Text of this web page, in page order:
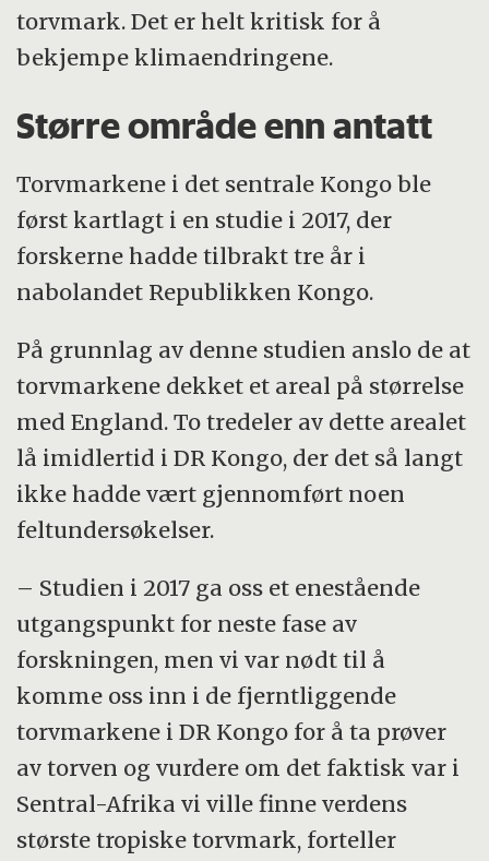
torvmark. Det er helt kritisk for å
bekjempe klimaendringene.
Større område enn antatt
Torvmarkene i det sentrale Kongo ble
først kartlagt i en studie i 2017, der
forskerne hadde tilbrakt tre år i
nabolandet Republikken Kongo.
På grunnlag av denne studien anslo de at
torvmarkene dekket et areal på størrelse
med England. To tredeler av dette arealet
lå imidlertid i DR Kongo, der det så langt
ikke hadde vært gjennomført noen
feltundersøkelser.
– Studien i 2017 ga oss et enestående
utgangspunkt for neste fase av
forskningen, men vi var nødt til å
komme oss inn i de fjerntliggende
torvmarkene i DR Kongo for å ta prøver
av torven og vurdere om det faktisk var i
Sentral-Afrika vi ville finne verdens
største tropiske torvmark, forteller